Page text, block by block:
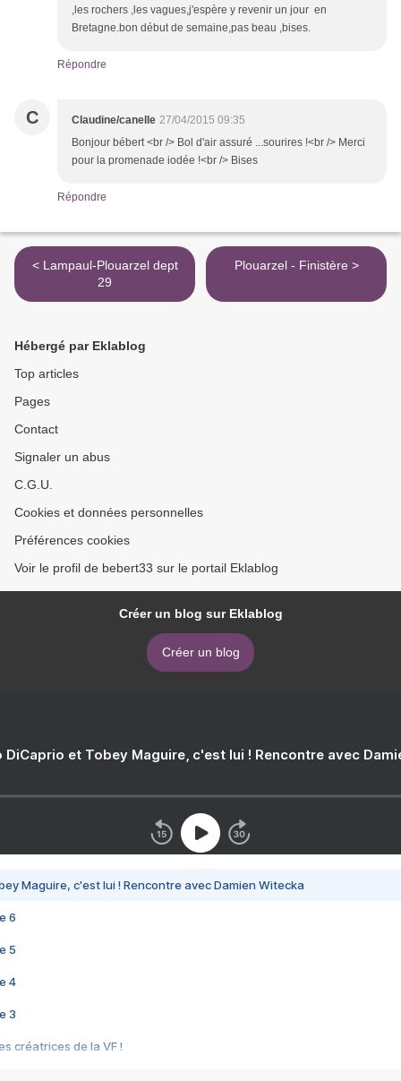
,les rochers ,les vagues,j'espère y revenir un jour en
Bretagne.bon début de semaine,pas beau ,bises.
Répondre
C Claudine/canelle 27/04/2015 09:35
Bonjour bébert <br /> Bol d'air assuré ...sourires !<br /> Merci
pour la promenade iodée !<br /> Bises
Répondre
< Lampaul-Plouarzel dept
29
Plouarzel - Finistère >
Hébergé par Eklablog
Top articles
Pages
Contact
Signaler un abus
C.G.U.
Cookies et données personnelles
Préférences cookies
Voir le profil de bebert33 sur le portail Eklablog
Créer un blog sur Eklablog
Créer un blog
DiCaprio et Tobey Maguire, c'est lui ! Rencontre avec
Maguire, c'est lui ! Rencontre avec Damien Witecka
6
5
4
3
créatrices de la VF !